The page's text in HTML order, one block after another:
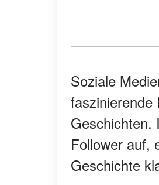
Soziale
faszinierende
Geschichten.
Follower auf,
Geschichte